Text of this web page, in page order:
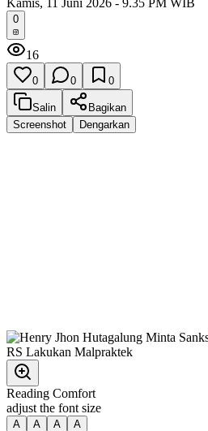
0
16
0 0 0
Salin
Bagikan
Screenshot
Dengarkan
Reading Comfort
adjust the font size
A A A A